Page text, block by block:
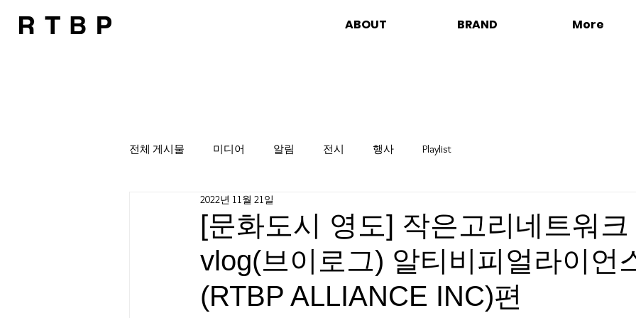
ABOUT BRAND More
전체 게시물 미디어 알림 전시 행사 Playlist
[문화도시 영도] 작은고리네트워크
vlog(브이로그) 알티비피얼라이언
(RTBP ALLIANCE INC)편
2022년 11월 21일